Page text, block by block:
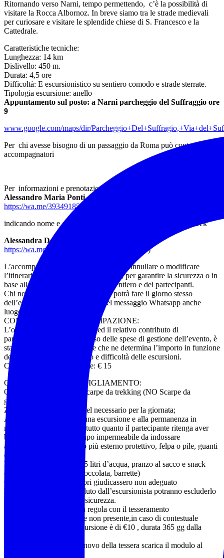
Ritornando verso Narni, tempo permettendo, c’è la possibilità di
visitare la Rocca Albornoz. In breve siamo tra le strade medievali
per curiosare e visitare le splendide chiese di S. Francesco e la
Cattedrale.
Caratteristiche tecniche:
Lunghezza: 14 km
Dislivello: 450 m.
Durata: 4,5 ore
Difficoltà: E escursionistico su sentiero comodo e strade sterrate.
Tipologia escursione: anello
Appuntamento sul posto: a Narni parcheggio del Suffraggio ore
9
www.google.com/maps/dir/
Per chi avesse bisogno di un passaggio da Roma può contattare gli
accompagnatori
Per informazioni e prenotazioni:
Alessandro Maria Ponti– guida AEV – via WA
https://wa.me/393491853779
indicando nome e cognome dei partecipanti, n° tessera Federtrek
Alessandra Delfiore
https://wa.me/393284122535
(dopo le ore 18)
L’accompagnatore si riserva il diritto di annullare o modificare
l’itinerario proposto a sua discrezione, per garantire la sicurezza o in
base alle condizioni del meteo del sentiero e dei partecipanti.
Chi non possiede la tessera (che si potrà fare il giorno stesso
dell’escursione) dovrà indicare nel messaggio Whatsapp anche
luogo e data di nascita.
CONTRIBUTO DI PARTECIPAZIONE:
L’organizzazione dell’evento ed il relativo contributo di
partecipazione, quale rimborso delle spese di gestione dell’evento, è
stabilito dall’accompagnatore che ne determina l’importo in funzione
dei diversi livelli di impegno e difficoltà delle escursioni.
Contributo di partecipazione: € 15
COSA PORTARE – ABBIGLIAMENTO:
Obbligatorio l’utilizzo di scarpe da trekking (NO Scarpe da
ginnastica)
Zaino adatto al trasporto del necessario per la giornata;
Abbigliamento adatto ad una escursione e alla permanenza in
montagna o in natura e di tutto quanto il partecipante ritenga aver
bisogno. Necessario un capo impermeabile da indossare
all’occorrenza come strato più esterno protettivo, felpa o pile, guanti
e cappello.
Raccomandato almeno 1,5 litri d’acqua, pranzo al sacco e snack
energetici (frutta secca, cioccolata, barrette)
Qualora gli accompagnatori giudicassero non adeguato
l’equipaggiamento posseduto dall’escursionista potranno escluderlo
dall’attività per ragioni di sicurezza.
Evento riservato ai soci in regola con il tesseramento
(tessera Federtrek €15 ove non presente,in caso di contestuale
iscrizione il costo dell’escursione è di €10 , durata 365 gg dalla
Per la sottoscrizione o rinnovo della tessera scarica il modulo al